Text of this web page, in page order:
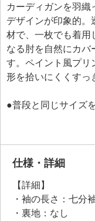
カーディガンを羽織
デザインが印象的。
材で、一枚でも着用
なる肘を自然にカバ
す。ペイント風プリ
形を拾いにくくすっ
●普段と同じサイズ
仕様・詳細
【詳細】
・袖の長さ：七分
・裏地：なし